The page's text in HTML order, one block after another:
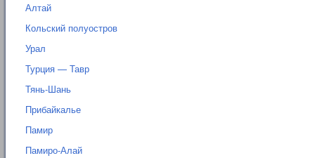
Алтай
Кольский полуостров
Урал
Турция — Тавр
Тянь-Шань
Прибайкалье
Памир
Памиро-Алай